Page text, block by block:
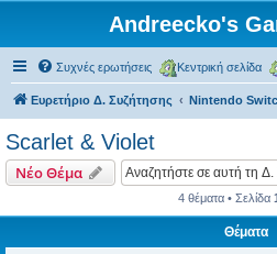
Andreecko's
Συχνές ερωτήσεις Κεντρική σελίδα
Ευρετήριο Δ. Συζήτησης Nintendo
Scarlet & Violet
Νέο Θέμα
4 θέματα • Σελίδα
Θέματα